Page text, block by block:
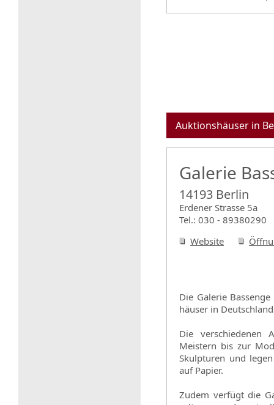
Auktionshäuser in
Galerie
14193 Berlin
Erdener Strasse 5a
Tel.: 030 - 89380290
Website
Die Galerie
häuser in
Die verschiedenen
Meistern bis zur
Skulpturen und
auf Papier.
Zudem verfügt die